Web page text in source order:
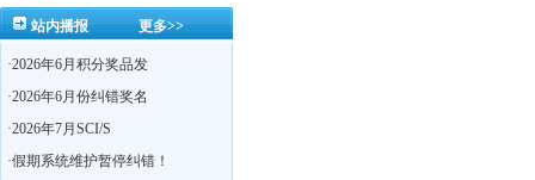
更多>>
站内播报
·2026年6月积分奖品发
·2026年6月份纠错奖名
·2026年7月SCI/S
·假期系统维护暂停纠错！